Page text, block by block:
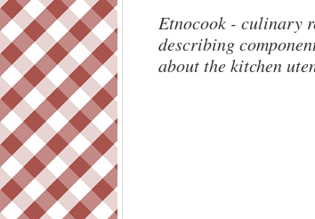
Etnocook - culinary
describing
about the kitchen